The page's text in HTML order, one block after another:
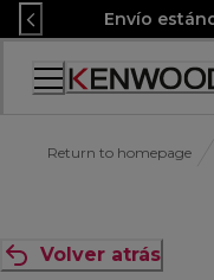
Skip
to
Content
Envío
Accessibility
Return to homepage
Volver atrás